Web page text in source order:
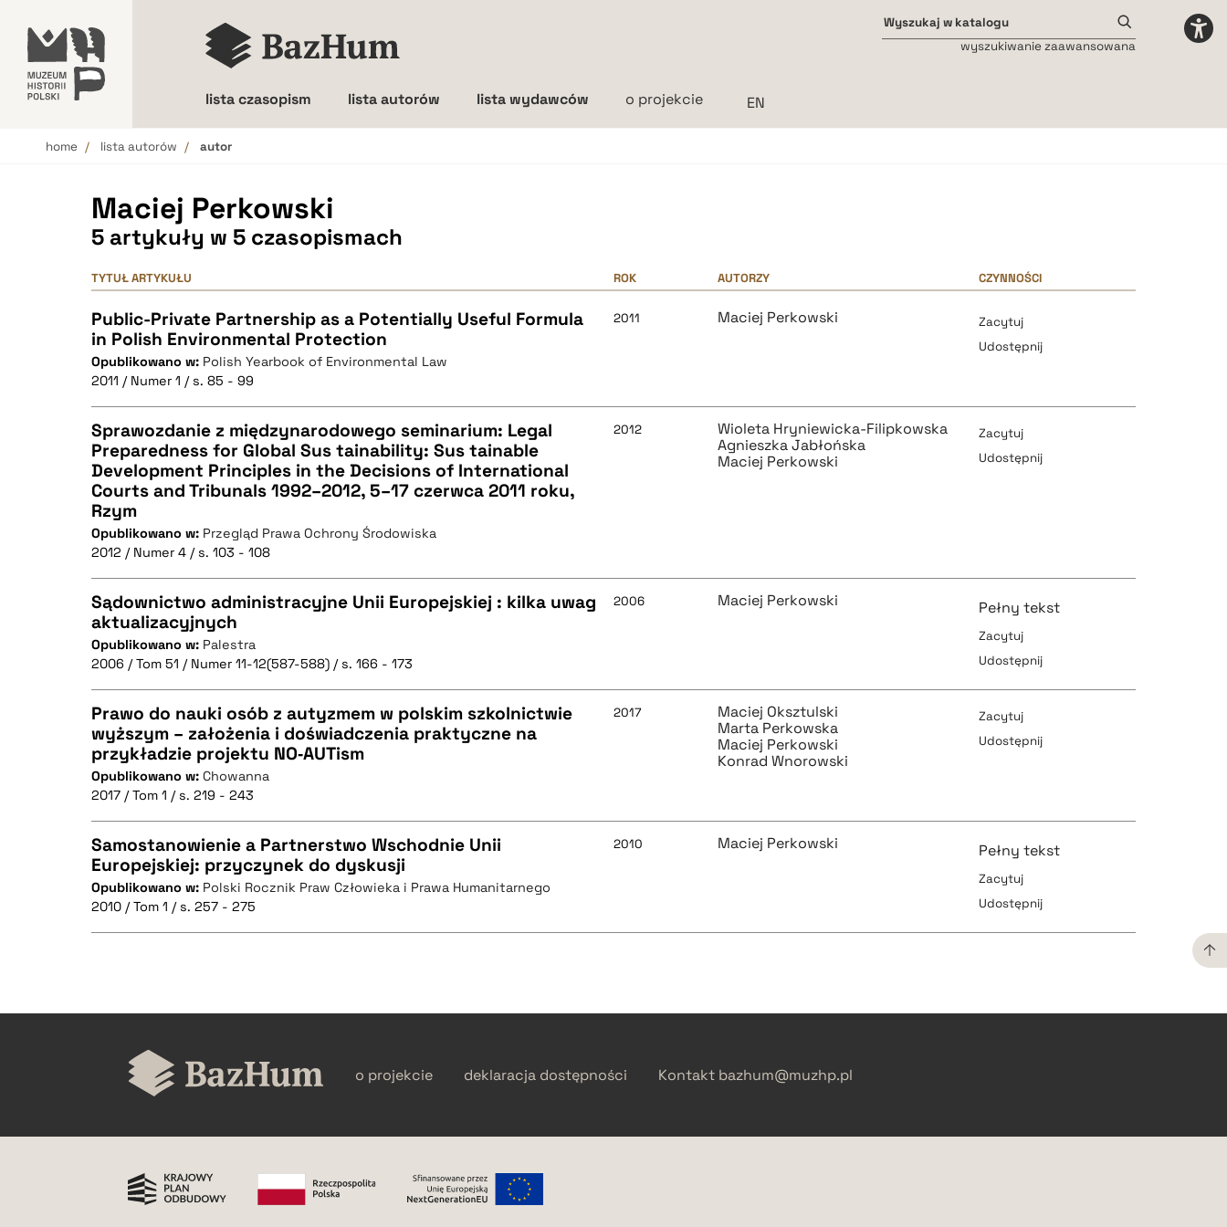
lista czasopism lista autorów lista wydawców o projekcie
wyszukiwanie zaawansowana
home lista autorów autor
Maciej Perkowski
5 artykuły w 5 czasopismach
TYTUŁ ARTYKUŁU ROK AUTORZY CZYNNOŚCI
Public-Private Partnership as a Potentially Useful Formula
in Polish Environmental Protection
Opublikowano w: Polish Yearbook of Environmental Law
2011 / Numer 1 / s. 85 - 99
2011 Maciej Perkowski
Zacytuj
Udostępnij
CZYSTY TEKST
BIBTEX
pobierz cytat
Sprawozdanie z międzynarodowego seminarium: Legal
Preparedness for Global Sus tainability: Sus tainable
Development Principles in the Decisions of International
Courts and Tribunals 1992–2012, 5–17 czerwca 2011 roku,
Rzym
Opublikowano w: Przegląd Prawa Ochrony Środowiska
2012 / Numer 4 / s. 103 - 108
2012
Wioleta Hryniewicka-Filipkowska
Agnieszka Jabłońska
Maciej Perkowski
Zacytuj
Udostępnij
CZYSTY TEKST
pobierz cytat
BIBTEX
Sądownictwo administracyjne Unii Europejskiej : kilka uwag
aktualizacyjnych
Opublikowano w: Palestra
2006 / Tom 51 / Numer 11-12(587-588) / s. 166 - 173
2006 Maciej Perkowski Pełny tekst
Zacytuj
Udostępnij
CZYSTY TEKST
BIBTEX
pobierz cytat
Prawo do nauki osób z autyzmem w polskim szkolnictwie
wyższym – założenia i doświadczenia praktyczne na
przykładzie projektu NO‑AUTism
Opublikowano w: Chowanna
2017 / Tom 1 / s. 219 - 243
2017
Maciej Oksztulski
Marta Perkowska
Maciej Perkowski
Konrad Wnorowski
Zacytuj
Udostępnij
CZYSTY TEKST
pobierz cytat
Samostanowienie a Partnerstwo Wschodnie Unii
Europejskiej: przyczynek do dyskusji
Opublikowano w: Polski Rocznik Praw Człowieka i Prawa Humanitarnego
2010 / Tom 1 / s. 257 - 275
2010 Maciej Perkowski Pełny tekst
Zacytuj
Udostępnij
pobierz cytat
o projekcie deklaracja dostępności Kontakt bazhum@muzhp.pl